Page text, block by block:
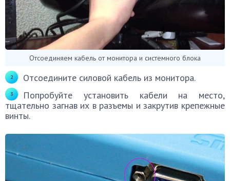
Отсоединяем кабель от монитора и системного блока
Отсоедините силовой кабель из монитора.
Попробуйте установить кабели на место,
тщательно загнав их в разъемы и закрутив крепежные
винты.